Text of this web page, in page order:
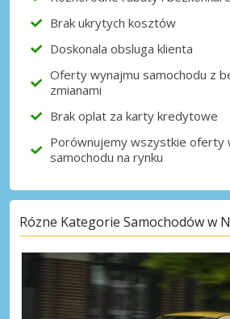
Brak ukrytych kosztów
Doskonala obsluga klienta
Oferty wynajmu samochodu z
zmianami
Brak oplat za karty kredytowe
Porównujemy wszystkie oferty
samochodu na rynku
Rózne Kategorie Samochodów w